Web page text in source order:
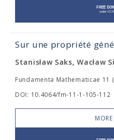
Sur une propriété
Stanisław Saks, Wacław
Fundamenta Mathematicae 11
DOI: 10.4064/fm-11-1-105-112